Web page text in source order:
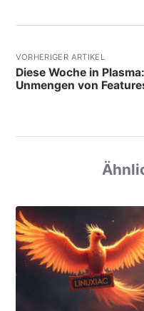
VORHERIGER ARTIKEL
Diese Woche in Plasma:
Unmengen von